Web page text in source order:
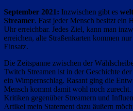
September 2021: Inzwischen gibt es
Streamer. Fast jeder Mensch besitzt ein
Uhr erreichbar. Jedes Ziel, kann man
erreichen, alte Straßenkarten kommen
Einsatz.
Die Zeitspanne zwischen der
Twitch Streamen ist in der Geschichte
ein Wimpernschlag. Rasant ging die
Mensch kommt damit wohl noch
Kritiken gegenüber Streamern und
Artikel mein Statement dazu äußern